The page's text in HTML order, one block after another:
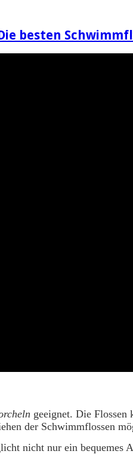
besten
geeignet. Die Flossen
der Schwimmflossen
nicht nur ein